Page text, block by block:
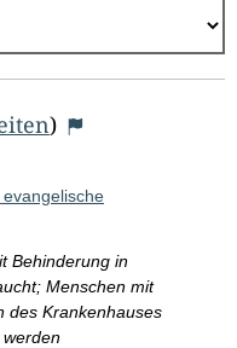
)
Behinderung in
Menschen mit
des Krankenhauses